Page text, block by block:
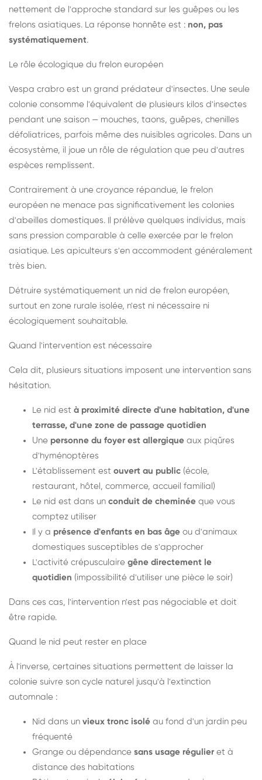
nettement de l'approche standard sur les guêpes ou les
frelons asiatiques. La réponse honnête est : non, pas
systématiquement.
Le rôle écologique du frelon européen
Vespa crabro est un grand prédateur d'insectes. Une seule
colonie consomme l'équivalent de plusieurs kilos d'insectes
pendant une saison — mouches, taons, guêpes, chenilles
défoliatrices, parfois même des nuisibles agricoles. Dans un
écosystème, il joue un rôle de régulation que peu d'autres
espèces remplissent.
Contrairement à une croyance répandue, le frelon
européen ne menace pas significativement les colonies
d'abeilles domestiques. Il prélève quelques individus, mais
sans pression comparable à celle exercée par le frelon
asiatique. Les apiculteurs s'en accommodent généralement
très bien.
Détruire systématiquement un nid de frelon européen,
surtout en zone rurale isolée, n'est ni nécessaire ni
écologiquement souhaitable.
Quand l'intervention est nécessaire
Cela dit, plusieurs situations imposent une intervention sans
hésitation.
Le nid est à proximité directe d'une habitation, d'une
terrasse, d'une zone de passage quotidien
Une personne du foyer est allergique aux piqûres
d'hyménoptères
L'établissement est ouvert au public (école,
restaurant, hôtel, commerce, accueil familial)
Le nid est dans un conduit de cheminée que vous
comptez utiliser
Il y a présence d'enfants en bas âge ou d'animaux
domestiques susceptibles de s'approcher
L'activité crépusculaire gêne directement le
quotidien (impossibilité d'utiliser une pièce le soir)
Dans ces cas, l'intervention n'est pas négociable et doit
être rapide.
Quand le nid peut rester en place
À l'inverse, certaines situations permettent de laisser la
colonie suivre son cycle naturel jusqu'à l'extinction
automnale :
Nid dans un vieux tronc isolé au fond d'un jardin peu
fréquenté
Grange ou dépendance sans usage régulier et à
distance des habitations